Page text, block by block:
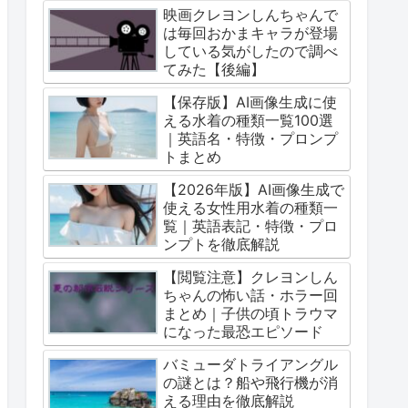
映画クレヨンしんちゃんで
は毎回おかまキャラが登場
している気がしたので調べ
てみた【後編】
【保存版】AI画像生成に使
える水着の種類一覧100選
｜英語名・特徴・プロンプ
トまとめ
【2026年版】AI画像生成で
使える女性用水着の種類一
覧｜英語表記・特徴・プロ
ンプトを徹底解説
【閲覧注意】クレヨンしん
ちゃんの怖い話・ホラー回
まとめ｜子供の頃トラウマ
になった最恐エピソード
バミューダトライアングル
の謎とは？船や飛行機が消
える理由を徹底解説